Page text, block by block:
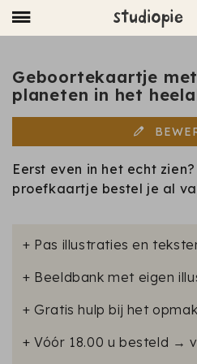
Geboortekaartje
planeten in het
Eerst even in het echt
proefkaartje bestel je al
+ Pas illustraties en
+ Beeldbank met eigen
+ Gratis hulp bij het
+ Vóór 18.00 u besteld →